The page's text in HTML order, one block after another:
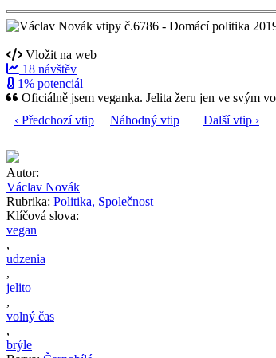
Vložit na web
18 návštěv
1% potenciál
Oficiálně jsem veganka. Jelita žeru jen ve svým
‹ Předchozí vtip
Náhodný vtip Další vtip ›
Autor:
Václav Novák
Rubrika: Politika, Společnost
Klíčová slova:
vegan
,
udzenia
,
jelito
,
volný čas
,
brýle